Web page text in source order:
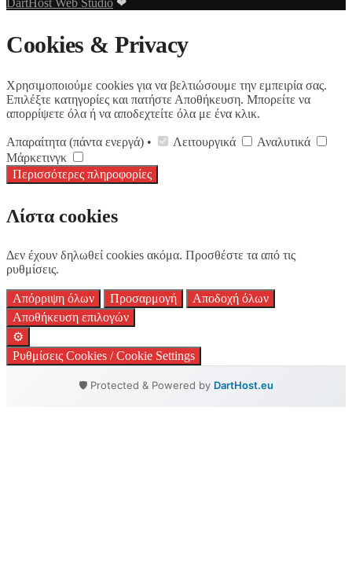
DartHost Web Studio ❤
Cookies & Privacy
Χρησιμοποιούμε cookies για να βελτιώσουμε την εμπειρία σας.
Επιλέξτε κατηγορίες και πατήστε Αποθήκευση. Μπορείτε να
απορρίψετε όλα ή να αποδεχτείτε όλα με ένα κλικ.
Απαραίτητα (πάντα ενεργά) • Λειτουργικά
Αναλυτικά
Μάρκετινγκ
Περισσότερες πληροφορίες
Λίστα cookies
Δεν έχουν δηλωθεί cookies ακόμα. Προσθέστε τα από τις
ρυθμίσεις.
Απόρριψη όλων Προσαρμογή
Αποδοχή όλων
Αποθήκευση επιλογών
⚙️
Ρυθμίσεις Cookies / Cookie Settings
🛡️ Protected & Powered by DartHost.eu